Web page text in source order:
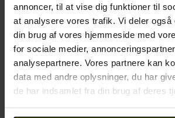
annoncer, til at vise dig funktioner til
at analysere vores trafik. Vi deler også
din brug af vores hjemmeside med
for sociale medier,
analysepartnere. Vores partnere kan
data med andre oplysninger, du har
de har indsamlet fra din brug af deres
Der er gratis internet på
medbringer hund, vil I automatisk
rygerværelse.
Hund: 120 DKK pr. dag
Mulighed for rygerværelser
Kun slutrengøring inkluderet
Kundeanmeldelser